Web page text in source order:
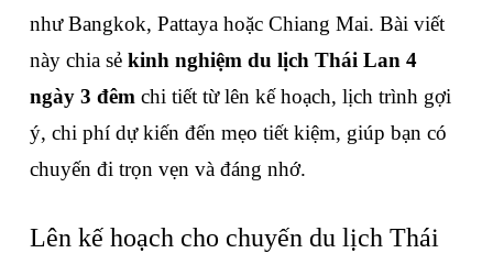
như Bangkok, Pattaya hoặc Chiang Mai. Bài viết
này chia sẻ kinh nghiệm du lịch Thái Lan 4
ngày 3 đêm chi tiết từ lên kế hoạch, lịch trình gợi
ý, chi phí dự kiến đến mẹo tiết kiệm, giúp bạn có
chuyến đi trọn vẹn và đáng nhớ.
Lên kế hoạch cho chuyến du lịch Thái